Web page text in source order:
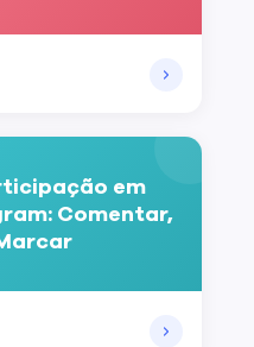
em
Comentar,